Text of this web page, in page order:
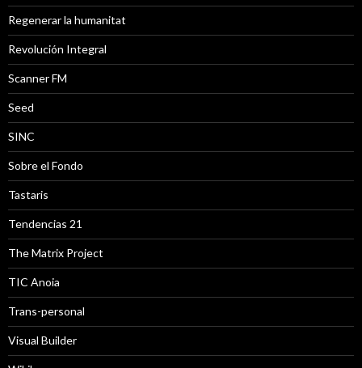
Regenerar la humanitat
Revolución Integral
Scanner FM
Seed
SINC
Sobre el Fondo
Tastaris
Tendencias 21
The Matrix Project
TIC Anoia
Trans-personal
Visual Builder